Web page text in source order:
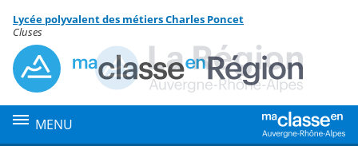
Menu de la rubrique
Contenu
Lycée polyvalent des métiers Charles Poncet
Cluses
MENU